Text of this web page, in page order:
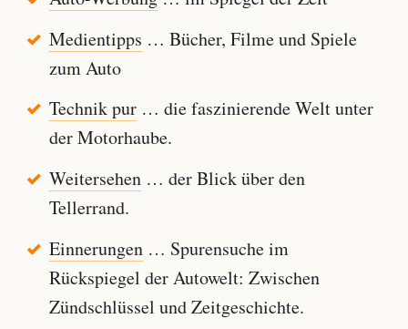
Medientipps … Bücher, Filme und Spiele
zum Auto
Technik pur… die faszinierende Welt unter
der Motorhaube.
Weitersehen… der Blick über den
Tellerrand.
Einnerungen… Spurensuche im
Rückspiegel der Autowelt: Zwischen
Zündschlüssel und Zeitgeschichte.